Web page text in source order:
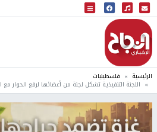
البث المباشر
إذاعة النجاح
الرئيسية فلسطينيات
اللجنة التنفيذية تشكل لجنة من أعضائها لرفع الحوار مع